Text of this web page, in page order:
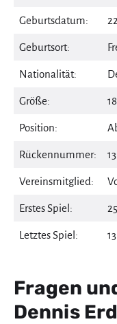
Geburtsdatum:
Geburtsort:
Nationalität:
Größe:
Position:
Rückennummer: 13
Vereinsmitglied:
Erstes Spiel:
Letztes Spiel:
Fragen
Dennis